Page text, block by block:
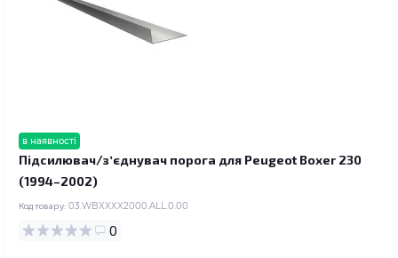
в наявності
Підсилювач/зʼєднувач порога для Peugeot Boxer 230
(1994–2002)
Код товару: 03.WBXXXX2000.ALL.0.00
0